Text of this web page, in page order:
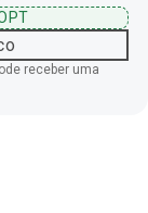
receber uma